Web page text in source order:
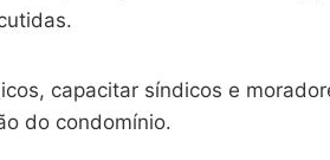
capacitar síndicos e
do condomínio.